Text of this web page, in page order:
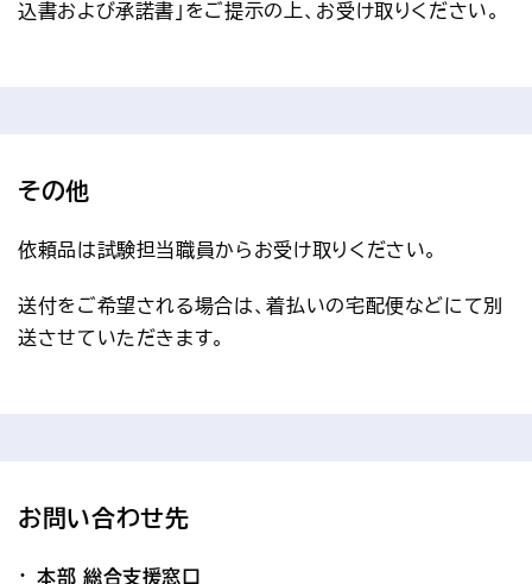
込書および承諾書」をご提示の上、お受け取りください。
その他
依頼品は試験担当職員からお受け取りください。
送付をご希望される場合は、着払いの宅配便などにて別
送させていただきます。
お問い合わせ先
本部 総合支援窓口